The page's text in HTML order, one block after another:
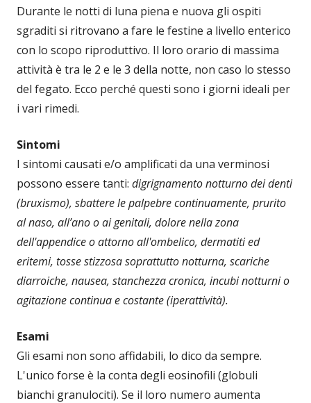
Durante le notti di luna piena e nuova gli ospiti
sgraditi si ritrovano a fare le festine a livello enterico
con lo scopo riproduttivo. Il loro orario di massima
attività è tra le 2 e le 3 della notte, non caso lo stesso
del fegato. Ecco perché questi sono i giorni ideali per
i vari rimedi.
Sintomi
I sintomi causati e/o amplificati da una verminosi
possono essere tanti: digrignamento notturno dei denti
(bruxismo), sbattere le palpebre continuamente, prurito
al naso, all’ano o ai genitali, dolore nella zona
dell'appendice o attorno all'ombelico, dermatiti ed
eritemi, tosse stizzosa soprattutto notturna, scariche
diarroiche, nausea, stanchezza cronica, incubi notturni o
agitazione continua e costante (iperattività).
Esami
Gli esami non sono affidabili, lo dico da sempre.
L'unico forse è la conta degli eosinofili (globuli
bianchi granulociti). Se il loro numero aumenta